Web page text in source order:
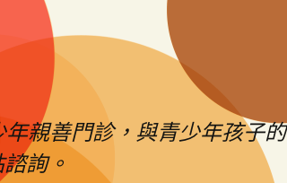
親善門診，與青少年孩子的
詢。